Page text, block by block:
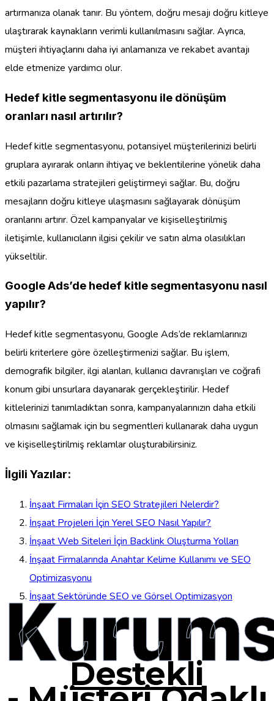
artırmanıza olanak tanır. Bu yöntem, doğru mesajı doğru kitleye
ulaştırarak kaynakların verimli kullanılmasını sağlar. Ayrıca,
müşteri ihtiyaçlarını daha iyi anlamanıza ve rekabet avantajı
elde etmenize yardımcı olur.
Hedef kitle segmentasyonu ile dönüşüm
oranları nasıl artırılır?
Hedef kitle segmentasyonu, potansiyel müşterilerinizi belirli
gruplara ayırarak onların ihtiyaç ve beklentilerine yönelik daha
etkili pazarlama stratejileri geliştirmeyi sağlar. Bu, doğru
mesajların doğru kitleye ulaşmasını sağlayarak dönüşüm
oranlarını artırır. Özel kampanyalar ve kişiselleştirilmiş
iletişimle, kullanıcıların ilgisi çekilir ve satın alma olasılıkları
yükseltilir.
Google Ads’de hedef kitle segmentasyonu nasıl
yapılır?
Hedef kitle segmentasyonu, Google Ads’de reklamlarınızı
belirli kriterlere göre özelleştirmenizi sağlar. Bu işlem,
demografik bilgiler, ilgi alanları, kullanıcı davranışları ve coğrafi
konum gibi unsurlara dayanarak gerçekleştirilir. Hedef
kitlelerinizi tanımladıktan sonra, kampanyalarınızın daha etkili
olmasını sağlamak için bu segmentleri kullanarak daha uygun
ve kişiselleştirilmiş reklamlar oluşturabilirsiniz.
İlgili Yazılar:
İnşaat Firmaları İçin SEO Stratejileri Nelerdir?
İnşaat Projeleri İçin Yerel SEO Nasıl Yapılır?
İnşaat Web Siteleri İçin Backlink Oluşturma Yolları
İnşaat Firmalarında Anahtar Kelime Kullanımı ve SEO
Optimizasyonu
İnşaat Sektöründe SEO ve Görsel Optimizasyon
Destekli